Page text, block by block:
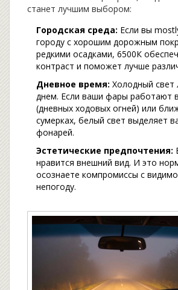
станет лучшим выбором:
Городская среда: Если вы
городу с хорошим дорожным
редкими осадками, 6500К
контраст и поможет лучше
Дневное время: Холодный свет
днем. Если ваши фары работают
(дневных ходовых огней) или
сумерках, белый свет выделяет
фонарей.
Эстетические предпочтения:
нравится внешний вид. И это
осознаете компромиссы с
непогоду.